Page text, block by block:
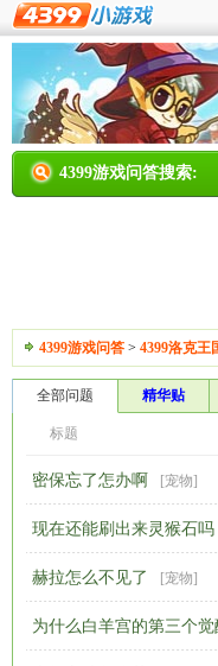
4399游戏问答搜索:
4399游戏问答 > 4399洛克王
全部问题 精华贴
标题
密保忘了怎办啊 [宠物]
现在还能刷出来灵猴石吗
赫拉怎么不见了 [宠物]
为什么白羊宫的第三个